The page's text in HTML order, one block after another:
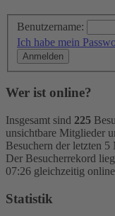
Benutzername:
Ich habe mein
Wer ist online?
Insgesamt sind 225
unsichtbare Mitglieder
Besuchern der letzten 5
Der Besucherrekord
07:26 gleichzeitig
Statistik